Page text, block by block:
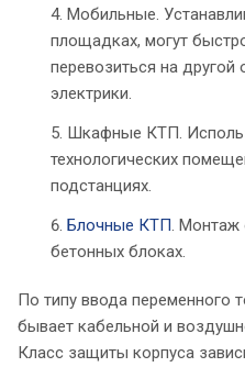
Мобильные.
площадках, могут
перевозиться на
электрики.
Шкафные КТП.
технологических
подстанциях.
Блочные КТП. Монтаж
бетонных блоках.
По типу ввода переменного
бывает кабельной и
Класс защиты корпуса